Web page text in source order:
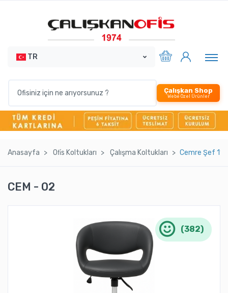
TR
Çalışkan Shop
Webe Özel Ürünler
Anasayfa Ofi̇s Koltukları Çalışma Koltukları Cemre Şef 11 K
CEM - 02
(382)